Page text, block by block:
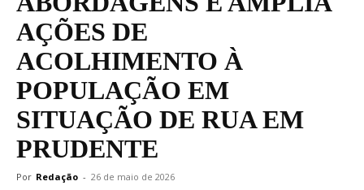
AÇÕES DE
ACOLHIMENTO À
POPULAÇÃO EM
SITUAÇÃO DE RUA EM
PRUDENTE
Por Redação - 26 de maio de 2026